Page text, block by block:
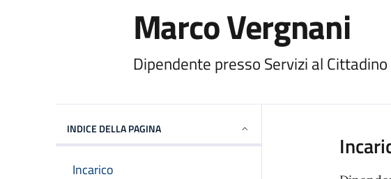
Marco Vergnani
Dipendente presso Servizi al Cittadino
INDICE DELLA PAGINA
Incarico